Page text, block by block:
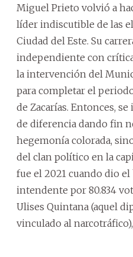
Miguel Prieto volvió a
líder indiscutible de las
Ciudad del Este. Su
independiente con
la intervención del
para completar el
de Zacarías. Entonces,
de diferencia dando fin
hegemonía colorada,
del clan político en la
fue el 2021 cuando dio el
intendente por 80.834
Ulises Quintana (aquel
vinculado al